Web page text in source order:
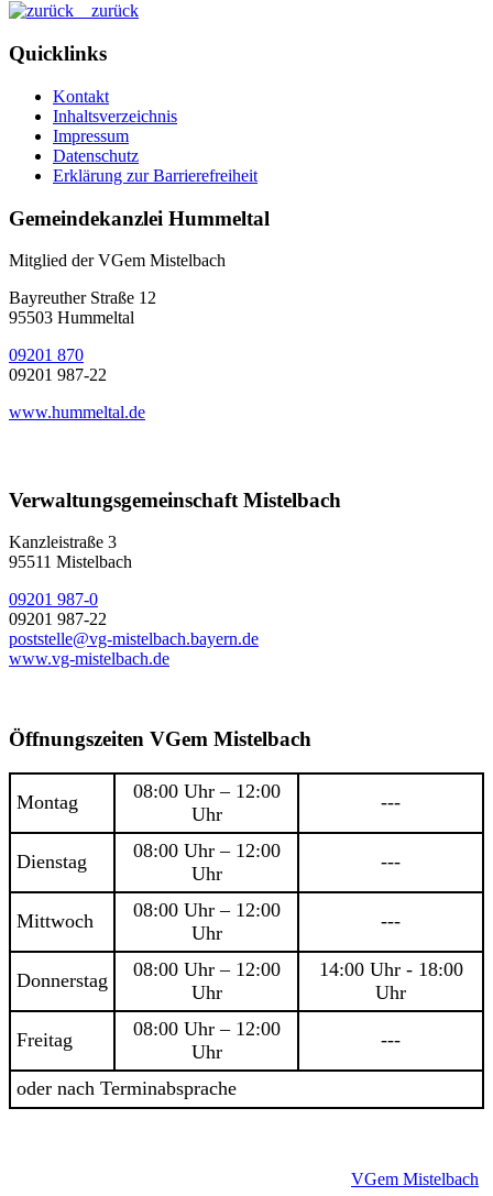
zurück
Quicklinks
Kontakt
Inhaltsverzeichnis
Impressum
Datenschutz
Erklärung zur Barrierefreiheit
Gemeindekanzlei Hummeltal
Mitglied der VGem Mistelbach
Bayreuther Straße 12
95503 Hummeltal
09201 870
09201 987-22
www.hummeltal.de
Verwaltungsgemeinschaft Mistelbach
Kanzleistraße 3
95511 Mistelbach
09201 987-0
09201 987-22
poststelle@vg-mistelbach.bayern.de
www.vg-mistelbach.de
Öffnungszeiten VGem Mistelbach
Montag
08:00 Uhr – 12:00
Uhr
---
Dienstag
08:00 Uhr – 12:00
Uhr
---
Mittwoch
08:00 Uhr – 12:00
Uhr
---
Donnerstag
08:00 Uhr – 12:00
Uhr
14:00 Uhr - 18:00
Uhr
Freitag
08:00 Uhr – 12:00
Uhr
---
oder nach Terminabsprache
VGem Mistelbach